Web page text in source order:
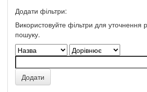
Додати фільтри:
Використовуйте фільтри для уточнення
пошуку.